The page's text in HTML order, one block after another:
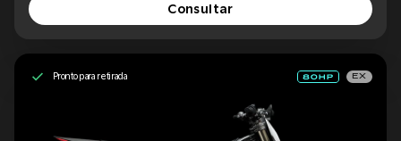
Consultar
Pronto para retirada EX